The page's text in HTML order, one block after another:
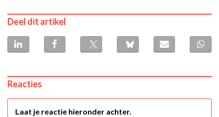
Deel dit artikel
Reacties
Laat je reactie hieronder achter.